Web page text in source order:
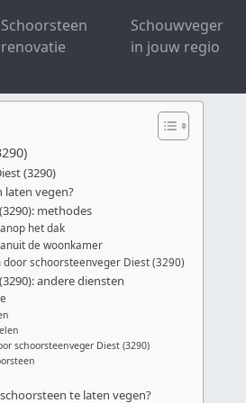
Schoorsteen
renovatie
Schouwveger
in jouw regio
Schoorsteenveger Diest
(3290)
laten vegen?
methodes
het dak
de woonkamer
schoorsteenveger Diest (3290)
andere diensten
schoorsteenveger Diest (3290)
te laten vegen?